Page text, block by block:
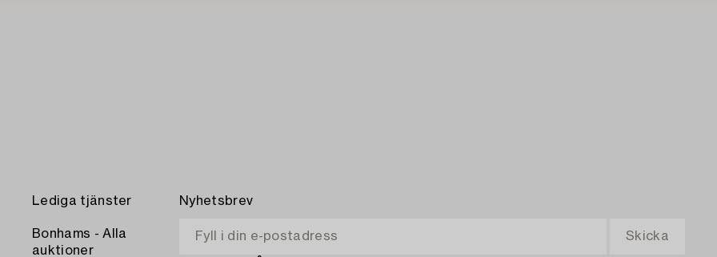
Lediga tjänster
Bonhams - Alla
auktioner
Nyhetsbrev